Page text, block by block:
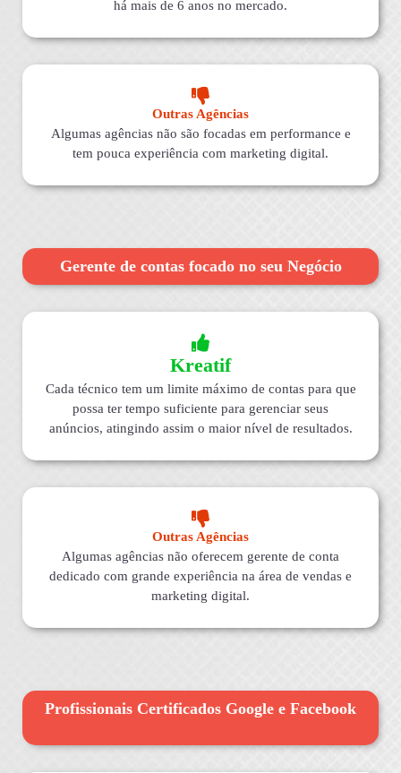
há mais de 6 anos no mercado.
Outras Agências
Algumas agências não são focadas em performance e
tem pouca experiência com marketing digital.
Gerente de contas focado no seu Negócio
Kreatif
Cada técnico tem um limite máximo de contas para que
possa ter tempo suficiente para gerenciar seus
anúncios, atingindo assim o maior nível de resultados.
Outras Agências
Algumas agências não oferecem gerente de conta
dedicado com grande experiência na área de vendas e
marketing digital.
Profissionais Certificados Google e Facebook